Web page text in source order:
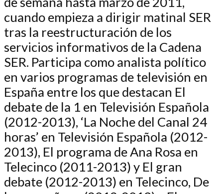
cuando empieza a dirigir matinal SER
tras la reestructuración de los
servicios informativos de la Cadena
SER. Participa como analista político
en varios programas de televisión en
España entre los que destacan El
debate de la 1 en Televisión Española
(2012-2013), ‘La Noche del Canal 24
horas’ en Televisión Española (2012-
2013), El programa de Ana Rosa en
Telecinco (2011-2013) y El gran
debate (2012-2013) en Telecinco, De